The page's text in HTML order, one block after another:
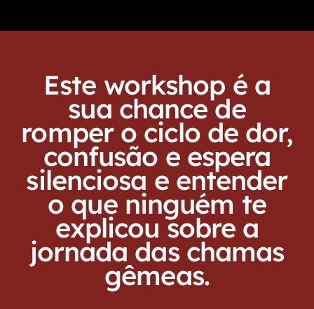
Este workshop é a
sua chance de
romper o ciclo de dor,
confusão e espera
silenciosa e entender
o que ninguém te
explicou sobre a
jornada das chamas
gêmeas.